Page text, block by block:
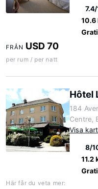
10.6
FRÅN USD 70
per rum / per natt
Hôtel
184
Centre,
Visa
8/
11.2
Här får du veta mer: